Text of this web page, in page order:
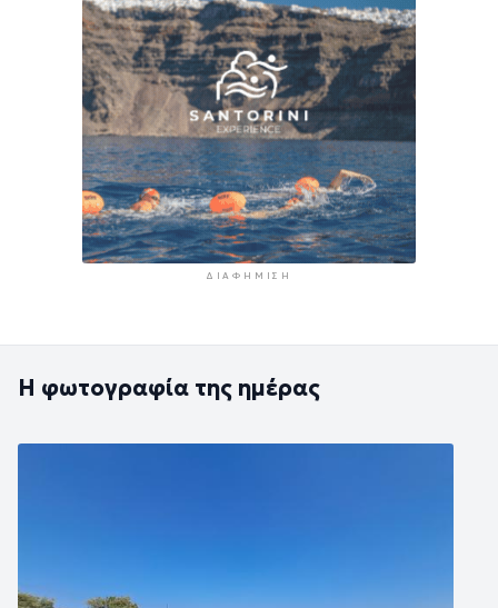
ΔΙΑΦΉΜΙΣΗ
Η φωτογραφία της ημέρας